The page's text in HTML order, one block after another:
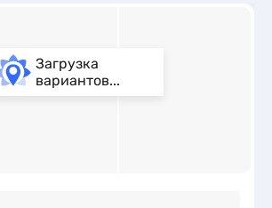
Загрузка
вариантов...